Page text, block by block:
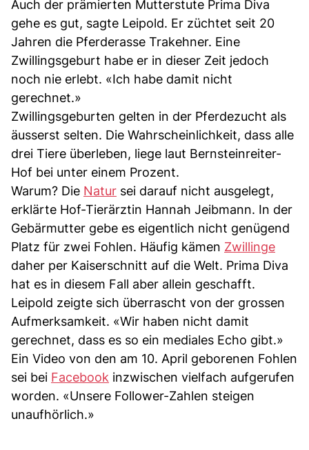
Auch der prämierten Mutterstute Prima Diva
gehe es gut, sagte Leipold. Er züchtet seit 20
Jahren die Pferderasse Trakehner. Eine
Zwillingsgeburt habe er in dieser Zeit jedoch
noch nie erlebt. «Ich habe damit nicht
gerechnet.»
Zwillingsgeburten gelten in der Pferdezucht als
äusserst selten. Die Wahrscheinlichkeit, dass alle
drei Tiere überleben, liege laut Bernsteinreiter-
Hof bei unter einem Prozent.
Warum? Die Natur sei darauf nicht ausgelegt,
erklärte Hof-Tierärztin Hannah Jeibmann. In der
Gebärmutter gebe es eigentlich nicht genügend
Platz für zwei Fohlen. Häufig kämen Zwillinge
daher per Kaiserschnitt auf die Welt. Prima Diva
hat es in diesem Fall aber allein geschafft.
Leipold zeigte sich überrascht von der grossen
Aufmerksamkeit. «Wir haben nicht damit
gerechnet, dass es so ein mediales Echo gibt.»
Ein Video von den am 10. April geborenen Fohlen
sei bei Facebook inzwischen vielfach aufgerufen
worden. «Unsere Follower-Zahlen steigen
unaufhörlich.»